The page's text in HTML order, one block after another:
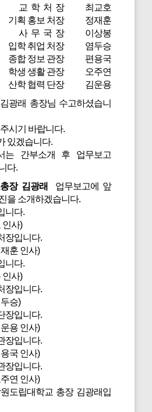
교 학 처 장 최교호
기획 홍보 처장 정재훈
사 무 국 장 이상봉
입학 취업 처장 염두승
종합 정보 관장 편용국
학생 생활 관장 오주연
산학 협력 단장 김운용
광래 총장님 수고하셨습니
시기 바랍니다.
있겠습니다.
는 간부소개 후 업무보고
다.
장 김광래
업무보고에 앞
을 소개하겠습니다.
니다.
인사)
장입니다.
훈 인사)
니다.
인사)
장입니다.
승)
장입니다.
용 인사)
장입니다.
국 인사)
장입니다.
연 인사)
도립대학교 총장 김광래입